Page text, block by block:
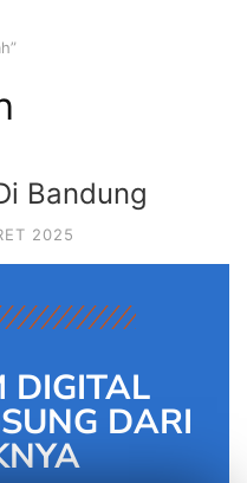
Bandung
2025
DIGITAL
DARI